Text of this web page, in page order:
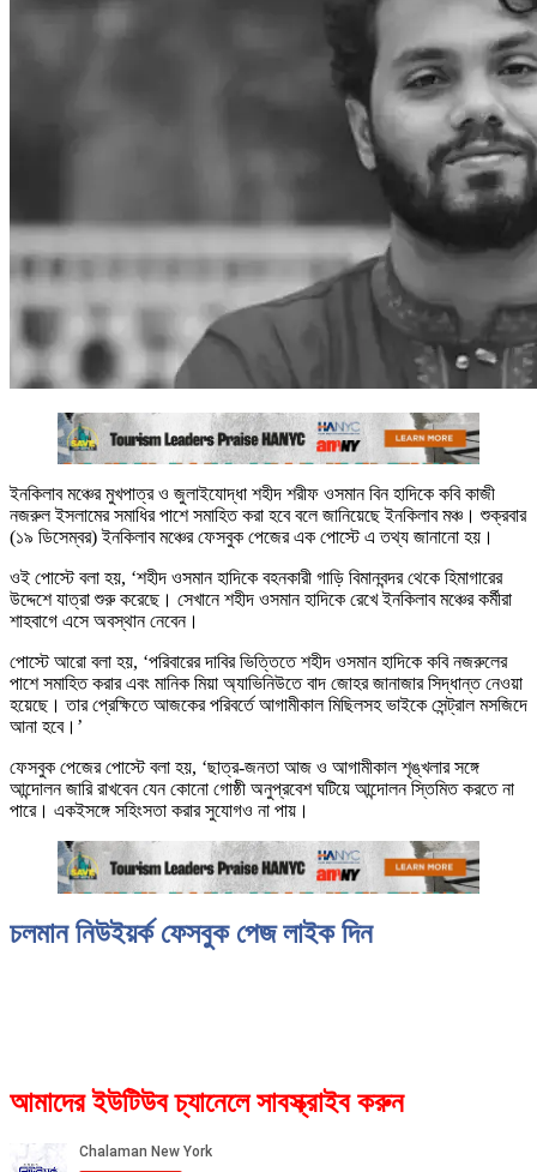
ইনকিলাব মঞ্চের মুখপাত্র ও জুলাইযোদ্ধা শহীদ শরীফ ওসমান বিন হাদিকে কবি কাজী
নজরুল ইসলামের সমাধির পাশে সমাহিত করা হবে বলে জানিয়েছে ইনকিলাব মঞ্চ। শুক্রবার
(১৯ ডিসেম্বর) ইনকিলাব মঞ্চের ফেসবুক পেজের এক পোস্টে এ তথ্য জানানো হয়।
ওই পোস্টে বলা হয়, ‘শহীদ ওসমান হাদিকে বহনকারী গাড়ি বিমানবন্দর থেকে হিমাগারের
উদ্দেশে যাত্রা শুরু করেছে। সেখানে শহীদ ওসমান হাদিকে রেখে ইনকিলাব মঞ্চের কর্মীরা
শাহবাগে এসে অবস্থান নেবেন।
পোস্টে আরো বলা হয়, ‘পরিবারের দাবির ভিত্তিতে শহীদ ওসমান হাদিকে কবি নজরুলের
পাশে সমাহিত করার এবং মানিক মিয়া অ্যাভিনিউতে বাদ জোহর জানাজার সিদ্ধান্ত নেওয়া
হয়েছে। তার প্রেক্ষিতে আজকের পরিবর্তে আগামীকাল মিছিলসহ ভাইকে সেন্ট্রাল মসজিদে
আনা হবে।’
ফেসবুক পেজের পোস্টে বলা হয়, ‘ছাত্র-জনতা আজ ও আগামীকাল শৃঙ্খলার সঙ্গে
আন্দোলন জারি রাখবেন যেন কোনো গোষ্ঠী অনুপ্রবেশ ঘটিয়ে আন্দোলন স্তিমিত করতে না
পারে। একইসঙ্গে সহিংসতা করার সুযোগও না পায়।
চলমান নিউইয়র্ক ফেসবুক পেজ লাইক দিন
আমাদের ইউটিউব চ্যানেলে সাবস্ক্রাইব করুন